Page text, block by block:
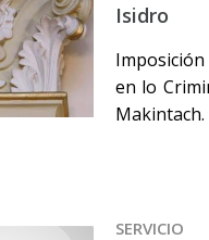
Isidro
en lo
Makintach.
SERVICIO